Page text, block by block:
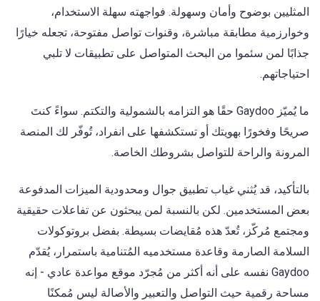
المثليين بوضوح وأمان وسهولة. فواجهته سهلة الاستخدام،
وخوارزمية مطابقة مباشرة، وقنوات تواصل مفتوحة، تجعله خيارًا
جذابًا لمن سئموا من البحث المتواصل على تطبيقات لا تلبي
احتياجاتهم.
ما يُميّز Gaydoo حقًا هو التزامه بالشمولية والتكتم. سواءً كنتَ
صريحًا وفخورًا بهويتك أو تستكشفها على انفراد، تُوفّر لك المنصة
المرونة والراحة للتواصل بشروطك الخاصة.
بالتأكيد، قد يُثني غياب تطبيق جوال ومحدودية الميزات المدفوعة
بعض المستخدمين. لكن بالنسبة لمن يبحثون عن تفاعلات حقيقية
ومجتمع مُركّز، تُعدّ هذه مُقايضات بسيطة. بفضل بروتوكولات
السلامة الصارمة وقاعدة مستخدميه المُتنامية باستمرار، يُقدّم
Gaydoo نفسه على أنه أكثر من مُجرّد موقع مواعدة عادي - إنه
مساحة رقمية حيث التواصل والتعبير والأصالة ليس مُمكنًا